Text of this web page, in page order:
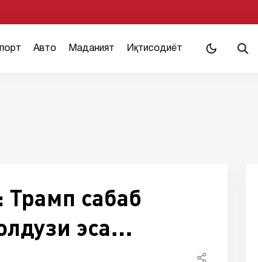
Авто Маданият Иқтисодиёт
Трамп сабаб
эса...